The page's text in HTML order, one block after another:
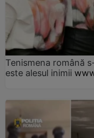
Tenismena română
este alesul inimii